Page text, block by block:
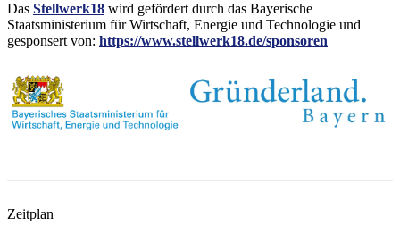
Das Stellwerk18 wird gefördert durch das Bayerische
Staatsministerium für Wirtschaft, Energie und Technologie und
gesponsert von: https://www.stellwerk18.de/sponsoren
Zeitplan